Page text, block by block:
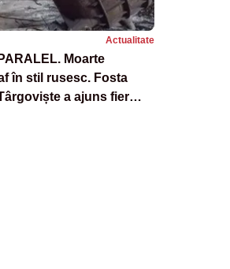
Actualitate
Moarte
în stil rusesc. Fosta
a ajuns fier